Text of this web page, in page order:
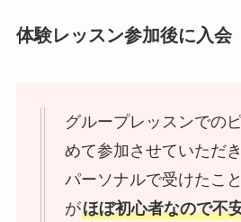
体験レッスン参加後に入会
グループレッスンでの
めて参加させていただ
パーソナルで受けたこ
がほぼ初心者なので不